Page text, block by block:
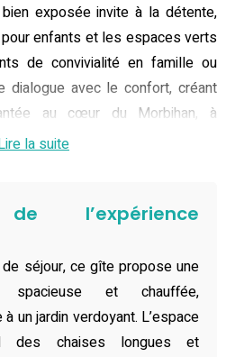
exposée invite à la détente,
pour enfants et les espaces verts
de convivialité en famille ou
dialogue avec le confort, créant
au cœur du Morbihan, à
et de Lorient.
pour un séjour romantique
Parfaite pour se ressourcer, la
lumineux, d’une salle de bains
entièrement équipée, avec
et tout le nécessaire pour
Le linge de maison est fourni,
la suite
l’expérience
séjour, ce gîte propose une
spacieuse et chauffée,
un jardin verdoyant. L’espace
des chaises longues et